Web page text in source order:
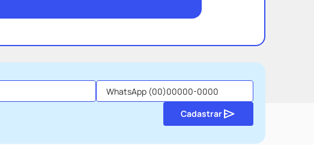
Cadastrar